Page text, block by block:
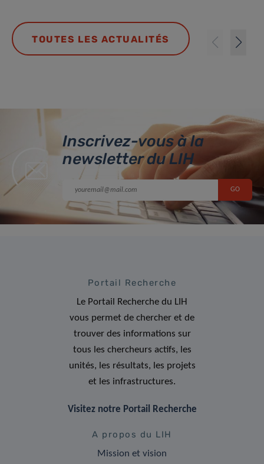
TOUTES LES ACTUALITÉS
Inscrivez-vous à la
newsletter du LIH
Portail Recherche
Le Portail Recherche du LIH
vous permet de chercher et de
trouver des informations sur
tous les chercheurs actifs, les
unités, les résultats, les projets
et les infrastructures.
Visitez notre Portail Recherche
A propos du LIH
Mission et vision